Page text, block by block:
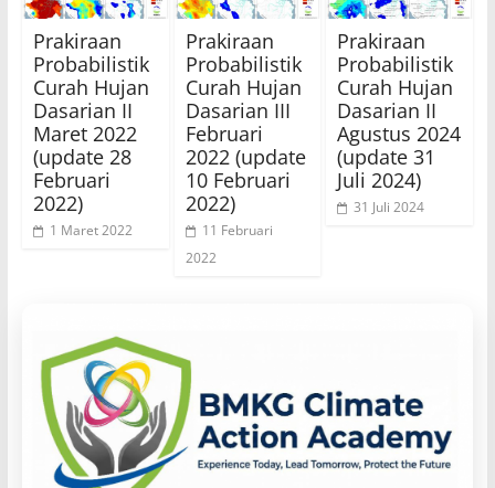
Prakiraan
Probabilistik
Curah Hujan
Dasarian II
Maret 2022
(update 28
Februari
2022)
1 Maret 2022
Prakiraan
Probabilistik
Curah Hujan
Dasarian III
Februari
2022 (update
10 Februari
2022)
11 Februari
2022
Prakiraan
Probabilistik
Curah Hujan
Dasarian II
Agustus 2024
(update 31
Juli 2024)
31 Juli 2024